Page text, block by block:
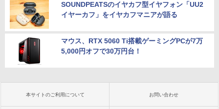
SOUNDPEATSのイヤカフ型イヤフォン「UU2
イヤーカフ」をイヤカフマニアが語る
マウス、RTX 5060 Ti搭載ゲーミングPCが7万
5,000円オフで30万円台！
本サイトのご利用について お問い合わせ